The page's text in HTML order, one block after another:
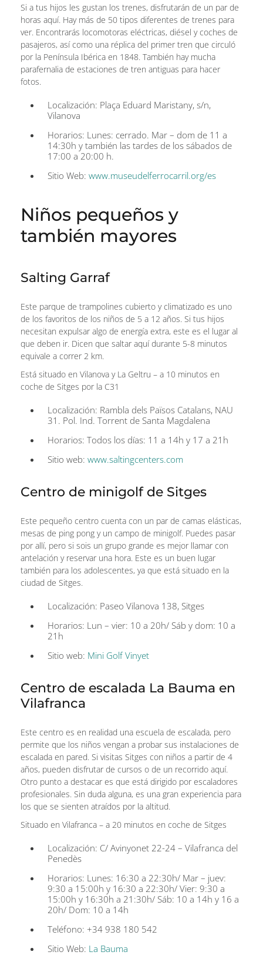
Si a tus hijos les gustan los trenes, disfrutarán de un par de
horas aquí. Hay más de 50 tipos diferentes de trenes para
ver. Encontrarás locomotoras eléctricas, diésel y coches de
pasajeros, así como una réplica del primer tren que circuló
por la Península Ibérica en 1848. También hay mucha
parafernalia de estaciones de tren antiguas para hacer
fotos.
Localización: Plaça Eduard Maristany, s/n,
Vilanova
Horarios: Lunes: cerrado. Mar – dom de 11 a
14:30h y también las tardes de los sábados de
17:00 a 20:00 h.
Sitio Web:www.museudelferrocarril.org/es
Niños pequeños y
también mayores
Salting Garraf
Este parque de trampolines cubierto y climatizado es uno
de los favoritos de los niños de 5 a 12 años. Si tus hijos
necesitan expulsar algo de energía extra, este es el lugar al
que deben ir. Dicen que saltar aquí durante 5-8 minutos
equivale a correr 2 km.
Está situado en Vilanova y La Geltru – a 10 minutos en
coche de Sitges por la C31
Localización: Rambla dels Països Catalans, NAU
31. Pol. Ind. Torrent de Santa Magdalena
Horarios: Todos los días: 11 a 14h y 17 a 21h
Sitio web:www.saltingcenters.com
Centro de minigolf de Sitges
Este pequeño centro cuenta con un par de camas elásticas,
mesas de ping pong y un campo de minigolf. Puedes pasar
por allí, pero si sois un grupo grande es mejor llamar con
antelación y reservar una hora. Este es un buen lugar
también para los adolescentes, ya que está situado en la
ciudad de Sitges.
Localización: Paseo Vilanova 138, Sitges
Horarios: Lun – vier: 10 a 20h/ Sáb y dom: 10 a
21h
Sitio web: Mini Golf Vinyet
Centro de escalada La Bauma en
Vilafranca
Este centro es en realidad una escuela de escalada, pero
permite que los niños vengan a probar sus instalaciones de
escalada en pared. Si visitas Sitges con niños a partir de 4
años, pueden disfrutar de cursos o de un recorrido aquí.
Otro punto a destacar es que está dirigido por escaladores
profesionales. Sin duda alguna, es una gran experiencia para
los que se sienten atraídos por la altitud.
Situado en Vilafranca – a 20 minutos en coche de Sitges
Localización: C/ Avinyonet 22-24 – Vilafranca del
Penedès
Horarios: Lunes: 16:30 a 22:30h/ Mar – juev:
9:30 a 15:00h y 16:30 a 22:30h/ Vier: 9:30 a
15:00h y 16:30h a 21:30h/ Sáb: 10 a 14h y 16 a
20h/ Dom: 10 a 14h
Teléfono: +34 938 180 542
Sitio Web: La Bauma